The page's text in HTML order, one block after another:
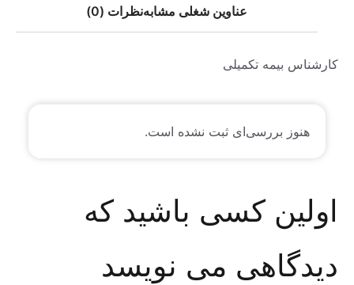
عناوین شغلی مشابهنظرات (0)
کارشناس بیمه تکمیلی
هنوز بررسی‌ای ثبت نشده است.
اولین کسی باشید که
دیدگاهی می نویسد